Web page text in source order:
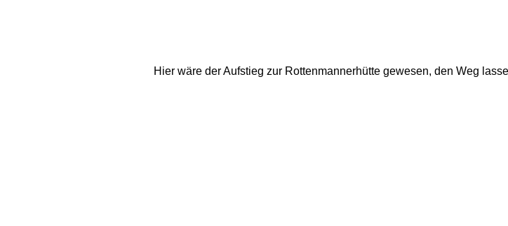
Hier wäre der Aufstieg zur Rottenmannerhütte gewesen, den Weg